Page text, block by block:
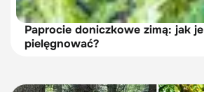
Paprocie doniczkowe zimą: jak je
pielęgnować?